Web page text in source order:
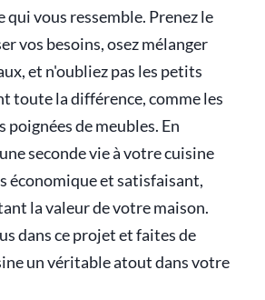
qui vous ressemble. Prenez le
vos besoins, osez mélanger
et n'oubliez pas les petits
toute la différence, comme les
poignées de meubles. En
seconde vie à votre cuisine
économique et satisfaisant,
la valeur de votre maison.
dans ce projet et faites de
un véritable atout dans votre